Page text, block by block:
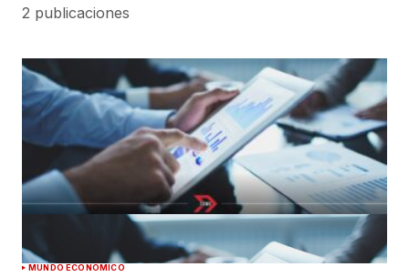
2 publicaciones
MUNDO ECONÓMICO